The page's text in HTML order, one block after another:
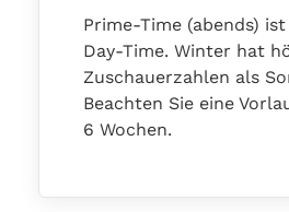
Prime-Time (abends)
Day-Time. Winter hat
Zuschauerzahlen als
Beachten Sie eine
6 Wochen.